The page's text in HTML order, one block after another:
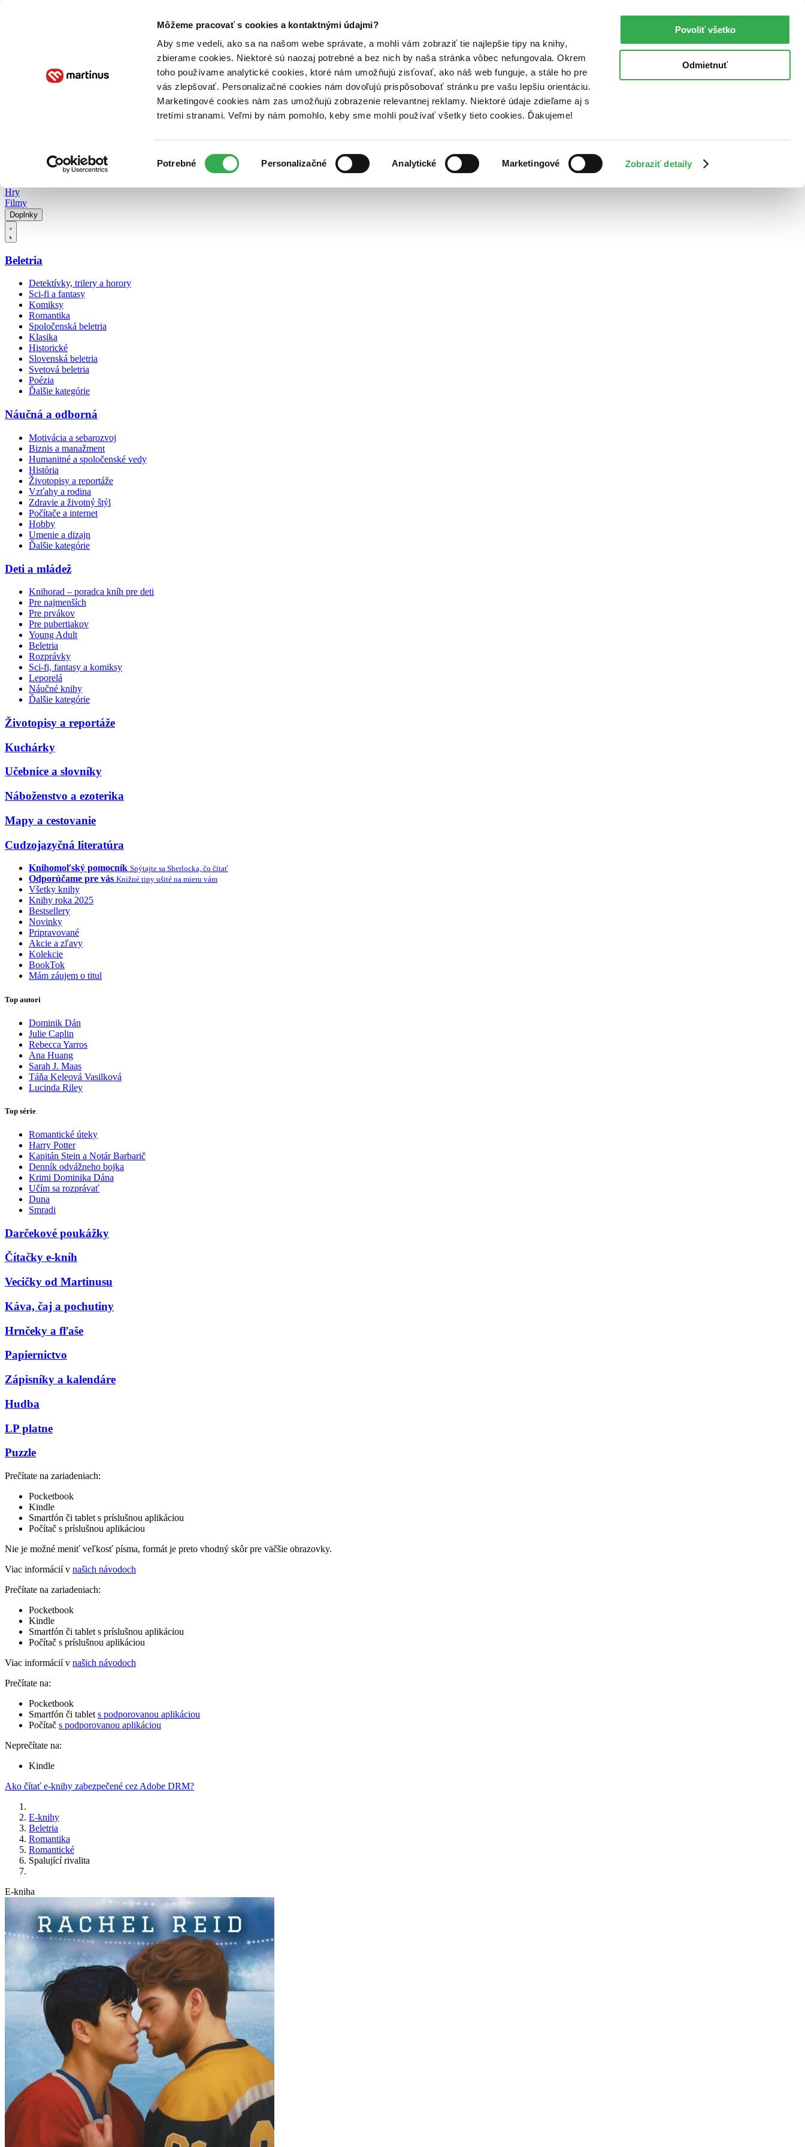
Môžeme pracovať s cookies a kontaktnými údajmi?
Aby sme vedeli, ako sa na našom webe správate, a mohli vám zobraziť tie najlepšie tipy na knihy,
zbierame cookies. Niektoré sú naozaj potrebné a bez nich by naša stránka vôbec nefungovala. Okrem
toho používame analytické cookies, ktoré nám umožňujú zisťovať, ako náš web funguje, a stále ho pre
vás zlepšovať. Personalizačné cookies nám dovoľujú prispôsobovať stránku pre vašu lepšiu orientáciu.
Marketingové cookies nám zas umožňujú zobrazenie relevantnej reklamy. Niektoré údaje zdieľame aj s
tretími stranami. Veľmi by nám pomohlo, keby sme mohli používať všetky tieto cookies. Ďakujeme!
súhlasu
Potrebné Personalizačné Analytické Marketingové Zobraziť detaily
Povoliť všetko
Odmietnuť
Poukážky Kontakt
Hry
Filmy
Doplnky
Beletria
Detektívky, trilery a horory
Sci-fi a fantasy
Komiksy
Romantika
Spoločenská beletria
Klasika
Historické
Slovenská beletria
Svetová beletria
Poézia
Ďalšie kategórie
Náučná a odborná
Motivácia a sebarozvoj
Biznis a manažment
Humanitné a spoločenské vedy
História
Životopisy a reportáže
Vzťahy a rodina
Zdravie a životný štýl
Počítače a internet
Hobby
Umenie a dizajn
Ďalšie kategórie
Deti a mládež
Knihorad – poradca kníh pre deti
Pre najmenších
Pre prvákov
Pre pubertiakov
Young Adult
Beletria
Rozprávky
Sci-fi, fantasy a komiksy
Leporelá
Náučné knihy
Ďalšie kategórie
Životopisy a reportáže
Kuchárky
Učebnice a slovníky
Náboženstvo a ezoterika
Mapy a cestovanie
Cudzojazyčná literatúra
Knihomoľský pomocník Spýtajte sa Sherlocka, čo čítať
Odporúčame pre vás Knižné tipy ušité na mieru vám
Všetky knihy
Knihy roka 2025
Bestsellery
Novinky
Pripravované
Akcie a zľavy
Kolekcie
BookTok
Mám záujem o titul
Top autori
Dominik Dán
Julie Caplin
Rebecca Yarros
Ana Huang
Sarah J. Maas
Táňa Keleová Vasilková
Lucinda Riley
Top série
Romantické úteky
Harry Potter
Kapitán Stein a Notár Barbarič
Denník odvážneho bojka
Krimi Dominika Dána
Učím sa rozprávať
Duna
Smradi
Darčekové poukážky
Čítačky e-kníh
Vecičky od Martinusu
Káva, čaj a pochutiny
Hrnčeky a fľaše
Papiernictvo
Zápisníky a kalendáre
Hudba
LP platne
Puzzle
Prečítate na zariadeniach:
Pocketbook
Kindle
Smartfón či tablet s príslušnou aplikáciou
Počítač s príslušnou aplikáciou
Nie je možné meniť veľkosť písma, formát je preto vhodný skôr pre väčšie obrazovky.
Viac informácií v našich návodoch
Prečítate na zariadeniach:
Pocketbook
Kindle
Smartfón či tablet s príslušnou aplikáciou
Počítač s príslušnou aplikáciou
Viac informácií v našich návodoch
Prečítate na:
Pocketbook
Smartfón či tablet s podporovanou aplikáciou
Počítač s podporovanou aplikáciou
Neprečítate na:
Kindle
Ako čítať e-knihy zabezpečené cez Adobe DRM?
E-knihy
Beletria
Romantika
Romantické
Spalující rivalita
E-kniha